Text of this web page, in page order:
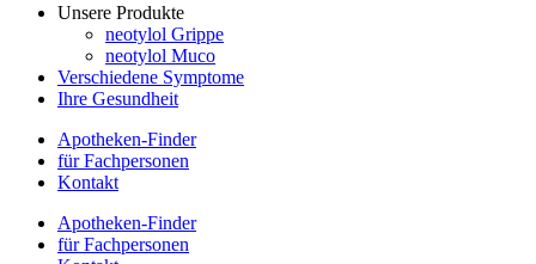
Unsere Produkte
neotylol Grippe
neotylol Muco
Verschiedene Symptome
Ihre Gesundheit
Apotheken-Finder
für Fachpersonen
Kontakt
Apotheken-Finder
für Fachpersonen